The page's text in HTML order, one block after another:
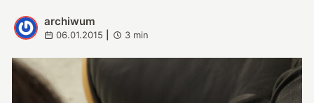
A
archiwum
06.01.2015 3 min